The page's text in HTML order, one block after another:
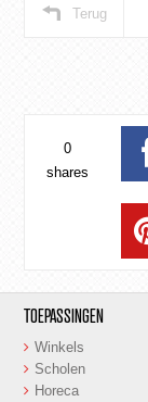
Terug
0
shares
TOEPASSINGEN
Winkels
Scholen
Horeca